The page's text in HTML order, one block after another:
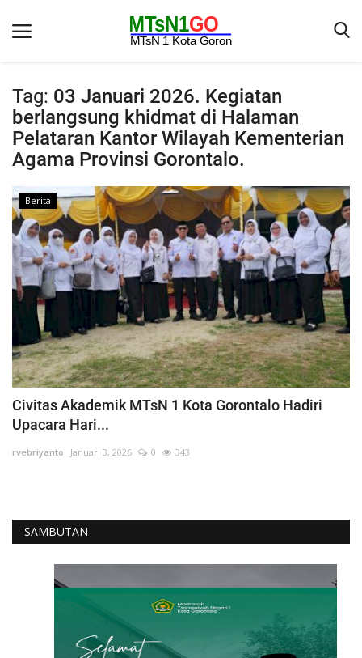
Beranda
Berita
Kontak
Galeri
OPINI
Syarat dan Ketentuan
Aplikasi
Pengumuman
Layanan Publik
Tentang Kami
Tag: 03 Januari 2026. Kegiatan
berlangsung khidmat di Halaman
Pelataran Kantor Wilayah Kementerian
Agama Provinsi Gorontalo.
Berita
Civitas Akademik MTsN 1 Kota Gorontalo Hadiri
Upacara Hari...
rvebriyanto Januari 3, 2026 0 343
SAMBUTAN